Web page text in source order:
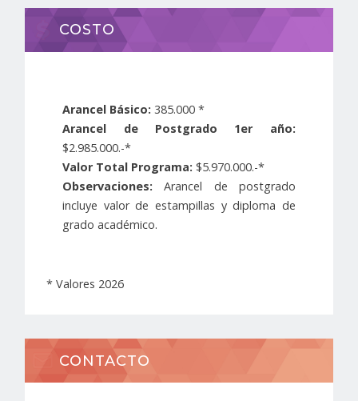
COSTO
Arancel Básico: 385.000 *
Arancel de Postgrado 1er año:
$2.985.000.-*
Valor Total Programa: $5.970.000.-*
Observaciones:Arancel de postgrado
incluye valor de estampillas y diploma de
grado académico.
* Valores 2026
CONTACTO